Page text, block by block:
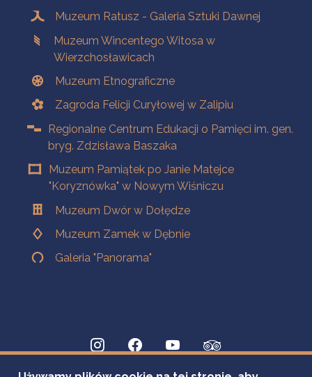
Muzeum Ratusz - Galeria Sztuki Dawnej
Muzeum Wincentego Witosa w
Wierzchosławicach
Muzeum Etnograficzne
Zagroda Felicji Curyłowej w Zalipiu
Regionalne Centrum Edukacji o Pamięci im. gen.
bryg. Zdzisława Baszaka
Muzeum Pamiątek po Janie Matejce
"Koryznówka" w Nowym Wiśniczu
Muzeum Dwór w Dołędze
Muzeum Zamek w Dębnie
Galeria "Panorama"